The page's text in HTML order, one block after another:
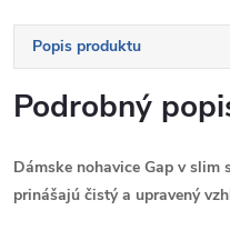
Popis produktu
Podrobný
Dámske nohavice Gap v slim
prinášajú čistý a upravený